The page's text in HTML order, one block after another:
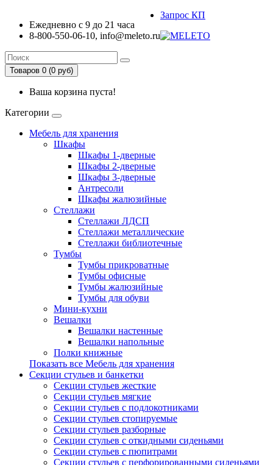
Ежедневно с 9 до 21 часа
8-800-550-06-10, info@meleto.ru
Запрос КП
Товаров 0 (0 pуб)
Ваша корзина пуста!
Категории
Мебель для хранения
Шкафы
Шкафы 1-дверные
Шкафы 2-дверные
Шкафы 3-дверные
Антресоли
Шкафы жалюзийные
Стеллажи
Стеллажи ЛДСП
Стеллажи металлические
Стеллажи библиотечные
Тумбы
Тумбы прикроватные
Тумбы офисные
Тумбы жалюзийные
Тумбы для обуви
Мини-кухни
Вешалки
Вешалки настенные
Вешалки напольные
Полки книжные
Показать все Мебель для хранения
Секции стульев и банкетки
Секции стульев жесткие
Секции стульев мягкие
Секции стульев с подлокотниками
Секции стульев стопируемые
Секции стульев разборные
Секции стульев с откидными сиденьями
Секции стульев с пюпитрами
Секции стульев с перфорированными сиденьями